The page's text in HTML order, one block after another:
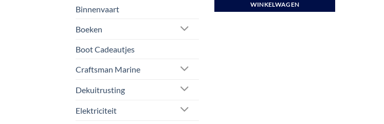
Binnenvaart
Boeken
Boot Cadeautjes
Craftsman Marine
Dekuitrusting
Elektriciteit
WINKELWAGEN